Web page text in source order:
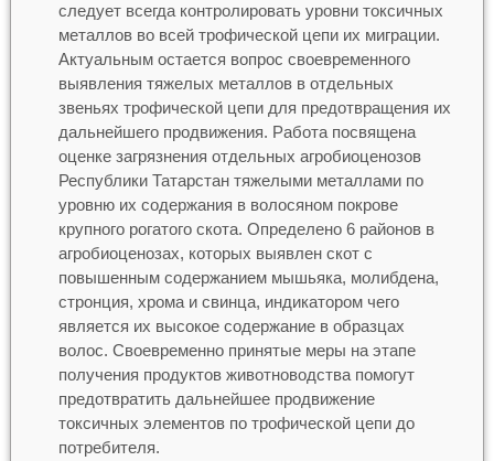
следует всегда контролировать уровни токсичных
металлов во всей трофической цепи их миграции.
Актуальным остается вопрос своевременного
выявления тяжелых металлов в отдельных
звеньях трофической цепи для предотвращения их
дальнейшего продвижения. Работа посвящена
оценке загрязнения отдельных агробиоценозов
Республики Татарстан тяжелыми металлами по
уровню их содержания в волосяном покрове
крупного рогатого скота. Определено 6 районов в
агробиоценозах, которых выявлен скот с
повышенным содержанием мышьяка, молибдена,
стронция, хрома и свинца, индикатором чего
является их высокое содержание в образцах
волос. Своевременно принятые меры на этапе
получения продуктов животноводства помогут
предотвратить дальнейшее продвижение
токсичных элементов по трофической цепи до
потребителя.